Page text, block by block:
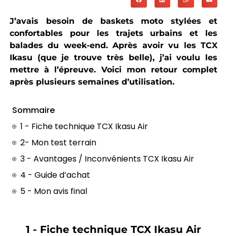
J’avais besoin de baskets moto stylées et
confortables pour les trajets urbains et les
balades du week-end. Après avoir vu les TCX
Ikasu (que je trouve très belle), j’ai voulu les
mettre à l’épreuve. Voici mon retour complet
après plusieurs semaines d’utilisation.
Sommaire
1 - Fiche technique TCX Ikasu Air
2- Mon test terrain
3 - Avantages / Inconvénients TCX Ikasu Air
4 - Guide d’achat
5 - Mon avis final
1 - Fiche technique TCX Ikasu Air